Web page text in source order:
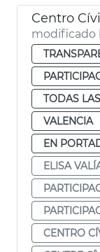
Centro
modificado
TODAS
VALENCIA
EN
ELISA
CENTRO